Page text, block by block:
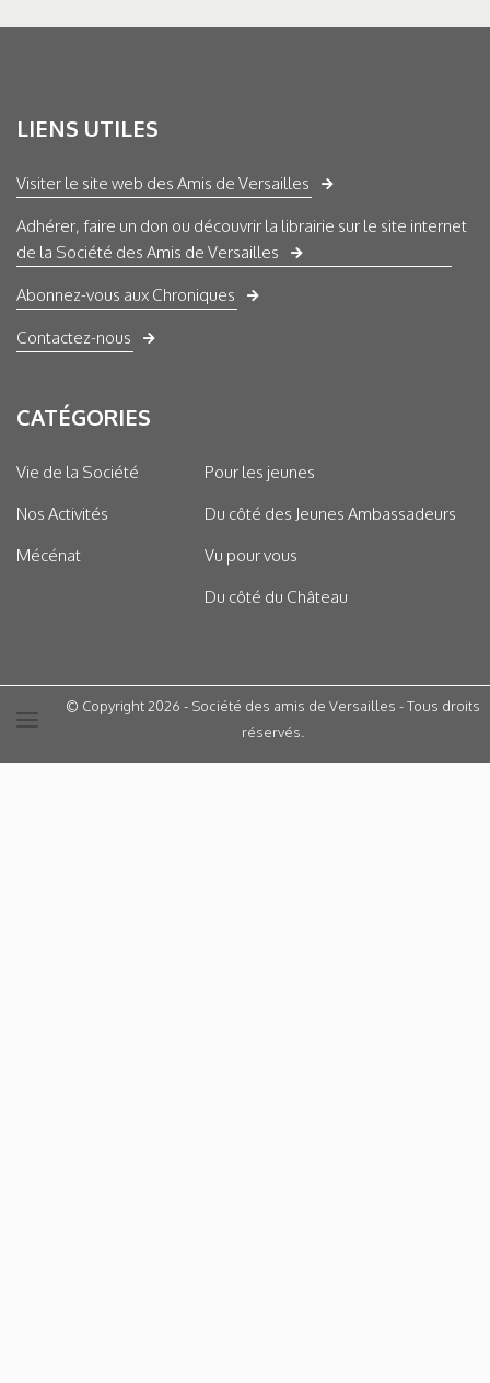
LIENS UTILES
Visiter le site web des Amis de Versailles
Adhérer, faire un don ou découvrir la librairie sur le site internet
de la Société des Amis de Versailles
Abonnez-vous aux Chroniques
Contactez-nous
CATÉGORIES
Vie de la Société
Nos Activités
Mécénat
Pour les jeunes
Du côté des Jeunes Ambassadeurs
Vu pour vous
Du côté du Château
© Copyright 2026 - Société des amis de Versailles - Tous droits
réservés.